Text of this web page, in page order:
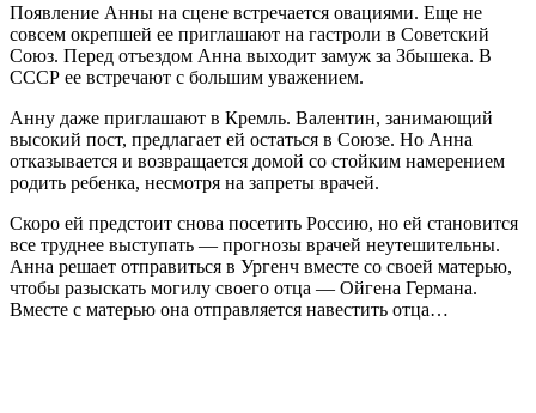
Появление Анны на сцене встречается овациями. Еще не
совсем окрепшей ее приглашают на гастроли в Советский
Союз. Перед отъездом Анна выходит замуж за Збышека. В
СССР ее встречают с большим уважением.
Анну даже приглашают в Кремль. Валентин, занимающий
высокий пост, предлагает ей остаться в Союзе. Но Анна
отказывается и возвращается домой со стойким намерением
родить ребенка, несмотря на запреты врачей.
Скоро ей предстоит снова посетить Россию, но ей становится
все труднее выступать — прогнозы врачей неутешительны.
Анна решает отправиться в Ургенч вместе со своей матерью,
чтобы разыскать могилу своего отца — Ойгена Германа.
Вместе с матерью она отправляется навестить отца…